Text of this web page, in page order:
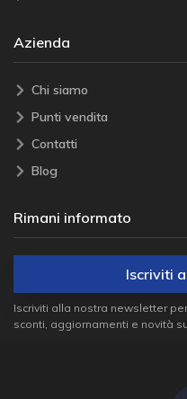
Azienda
Chi siamo
Punti vendita
Contatti
Blog
Rimani informato
Iscriviti
Iscriviti alla nostra newsletter
sconti, aggiornamenti e novità